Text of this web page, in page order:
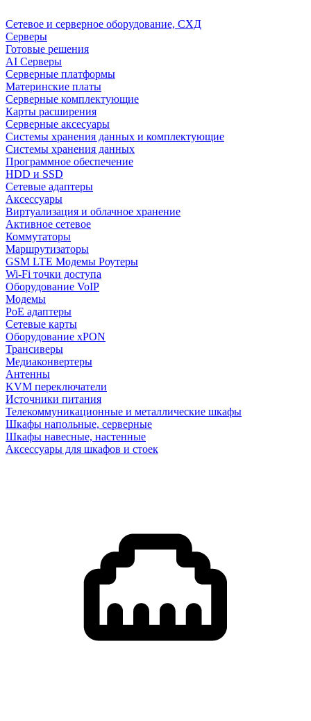
Сетевое и серверное оборудование, СХД
Cерверы
Готовые решения
AI Серверы
Серверные платформы
Материнские платы
Серверные комплектующие
Карты расширения
Серверные аксесуары
Системы хранения данных и комплектующие
Системы хранения данных
Программное обеспечение
HDD и SSD
Сетевые адаптеры
Аксессуары
Виртуализация и облачное хранение
Активное сетевое
Коммутаторы
Маршрутизаторы
GSM LTE Модемы Роутеры
Wi-Fi точки доступа
Оборудование VoIP
Модемы
PoE адаптеры
Сетевые карты
Оборудование xPON
Трансиверы
Медиаконвертеры
Антенны
KVM переключатели
Источники питания
Телекоммуникационные и металлические шкафы
Шкафы напольные, серверные
Шкафы навесные, настенные
Аксессуары для шкафов и стоек